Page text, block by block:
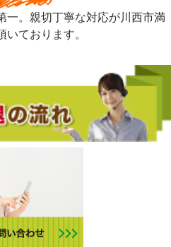
一。親切丁寧な対応が川西市満
ております。